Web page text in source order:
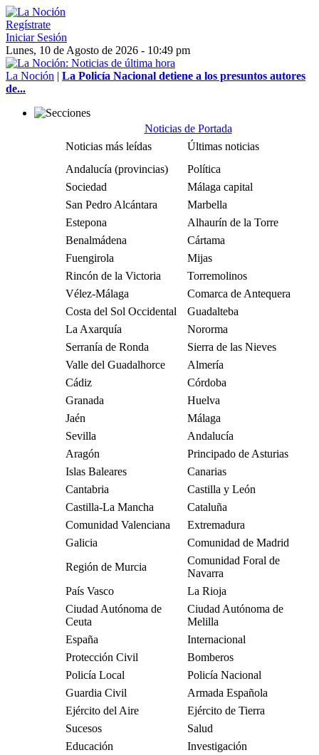
Regístrate
Iniciar Sesión
Lunes, 10 de Agosto de 2026 - 10:49 pm
La Noción | La Policía Nacional detiene a los presuntos autores
de...
Noticias de Portada
Noticias más leídas
Últimas noticias
Andalucía (provincias)
Política
Sociedad
Málaga capital
San Pedro Alcántara
Marbella
Estepona
Alhaurín de la Torre
Benalmádena
Cártama
Fuengirola
Mijas
Rincón de la Victoria
Torremolinos
Vélez-Málaga
Comarca de Antequera
Costa del Sol Occidental
Guadalteba
La Axarquía
Nororma
Serranía de Ronda
Sierra de las Nieves
Valle del Guadalhorce
Almería
Cádiz
Córdoba
Granada
Huelva
Jaén
Málaga
Sevilla
Andalucía
Aragón
Principado de Asturias
Islas Baleares
Canarias
Cantabria
Castilla y León
Castilla-La Mancha
Cataluña
Comunidad Valenciana
Extremadura
Galicia
Comunidad de Madrid
Región de Murcia
Comunidad Foral de
Navarra
País Vasco
La Rioja
Ciudad Autónoma de
Ceuta
Ciudad Autónoma de
Melilla
España
Internacional
Protección Civil
Bomberos
Policía Local
Policía Nacional
Guardia Civil
Armada Española
Ejército del Aire
Ejército de Tierra
Sucesos
Salud
Educación
Investigación